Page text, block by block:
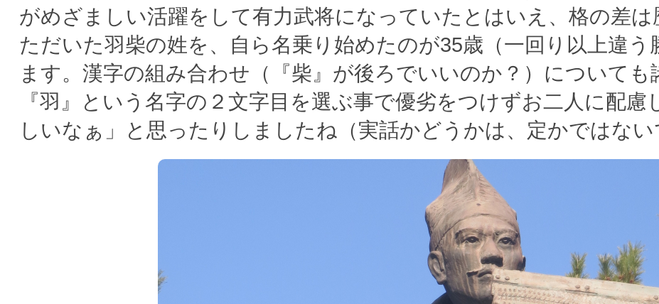
がめざましい活躍をして有力武将になっていたとはいえ、格の差
ただいた羽柴の姓を、自ら名乗り始めたのが35歳（一回り以上違
ます。漢字の組み合わせ（『柴』が後ろでいいのか？）について
『羽』という名字の２文字目を選ぶ事で優劣をつけずお二人に配
しいなぁ」と思ったりしましたね（実話かどうかは、定かではない